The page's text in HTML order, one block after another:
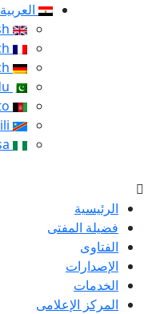
العربية
الرئيسية
فضيلة المفتى
الفتاوى
الإصدارات
الخدمات
المركز الإعلامى